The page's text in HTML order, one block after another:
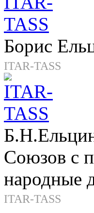
Борис
ITAR-TASS
Союзов с
народные
ITAR-TASS